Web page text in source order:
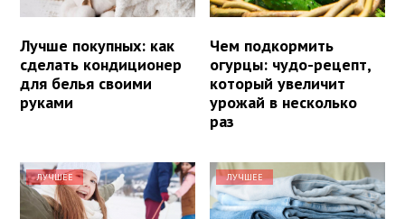
Лучше покупных: как
сделать кондиционер
для белья своими
руками
Чем подкормить
огурцы: чудо-рецепт,
который увеличит
урожай в несколько
раз
ЛУЧШЕЕ ЛУЧШЕЕ